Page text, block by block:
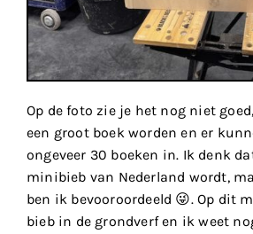
Op de foto zie je het nog niet
een groot boek worden en er
ongeveer 30 boeken in. Ik denk
minibieb van Nederland wordt,
ben ik bevooroordeeld 😜. Op dit
bieb in de grondverf en ik weet